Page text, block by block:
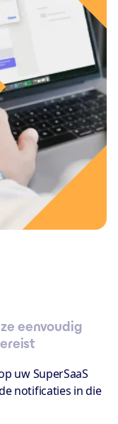
eenvoudig
uw SuperSaaS
notificaties in die